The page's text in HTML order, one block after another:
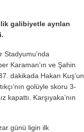
galibiyetle ayrılan
Stadyumu’nda
Karaman’ın ve Şahin
dakikada Hakan Kuş’un
golüyle skoru 3-
kapattı. Karşıyaka’nın
günü ligin ilk